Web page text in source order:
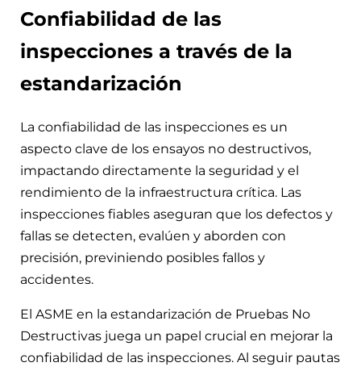
Confiabilidad de las
inspecciones a través de la
estandarización
La confiabilidad de las inspecciones es un
aspecto clave de los ensayos no destructivos,
impactando directamente la seguridad y el
rendimiento de la infraestructura crítica. Las
inspecciones fiables aseguran que los defectos y
fallas se detecten, evalúen y aborden con
precisión, previniendo posibles fallos y
accidentes.
El ASME en la estandarización de Pruebas No
Destructivas juega un papel crucial en mejorar la
confiabilidad de las inspecciones. Al seguir pautas